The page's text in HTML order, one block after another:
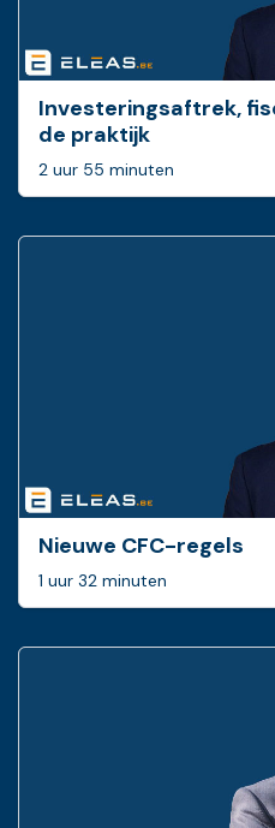
Investeringsaftrek,
de praktijk
2 uur 55 minuten
Nieuwe CFC-regels
1 uur 32 minuten